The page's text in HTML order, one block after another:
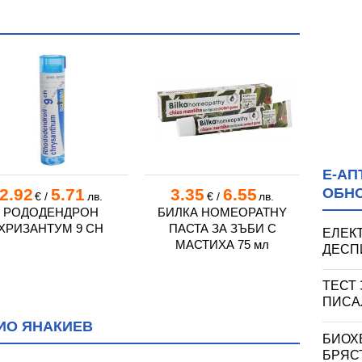
2.92 € /5.71лв.
РОДОДЕНДРОН
9 CH
3.35 €/ 6.55 лв.
БИЛКА HOMEOPATHY
ПАСТА ЗА ЗЪБИ С
МАСТИХА 75 мл
ЯНАКИЕВ
Е-
ТЕСТ